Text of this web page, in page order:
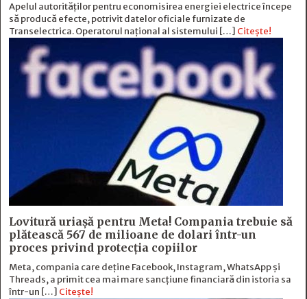
Apelul autorităților pentru economisirea energiei electrice începe
să producă efecte, potrivit datelor oficiale furnizate de
Transelectrica. Operatorul național al sistemului […] Citește!
Lovitură uriașă pentru Meta! Compania trebuie să
plătească 567 de milioane de dolari într-un
proces privind protecția copiilor
Meta, compania care deține Facebook, Instagram, WhatsApp și
Threads, a primit cea mai mare sancțiune financiară din istoria sa
într-un […] Citește!